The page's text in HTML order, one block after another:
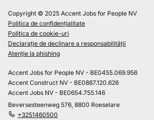
Copyright © 2025 Accent Jobs for People NV
Politica de confidențialitate
Politica de cookie-uri
Declarație de declinare a responsabilității
Atenție la phishing
Accent Jobs for People NV - BE0455.069.956
Accent Construct NV - BE0887.120.626
Accent Jobs NV - BE0654.755.146
Beversesteenweg 576, 8800 Roeselare
+3251460500